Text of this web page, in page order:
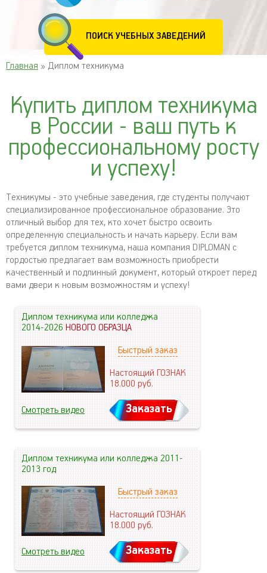
ПОИСК УЧЕБНЫХ ЗАВЕДЕНИЙ
Главная » Диплом техникума
Купить диплом техникума
в России - ваш путь к
профессиональному росту
и успеху!
Техникумы - это учебные заведения, где студенты получают
специализированное профессиональное образование. Это
отличный выбор для тех, кто хочет быстро освоить
определенную специальность и начать карьеру. Если вам
требуется диплом техникума, наша компания DIPLOMAN с
гордостью предлагает вам возможность приобрести
качественный и подлинный документ, который откроет перед
вами двери к новым возможностям и успеху!
Диплом техникума или колледжа
2014-2026НОВОГО ОБРАЗЦА
Быстрый заказ
Настоящий ГОЗНАК
18.000руб.
Смотреть видео Заказать
Диплом техникума или колледжа 2011-
2013 год
Быстрый заказ
Настоящий ГОЗНАК
18.000руб.
Смотреть видео Заказать